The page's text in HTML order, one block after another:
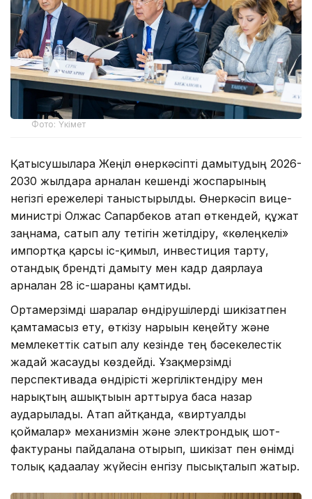
Фото: Үкімет
Қатысушыларға Жеңіл өнеркәсіпті дамытудың 2026-
2030 жылдарға арналған кешенді жоспарының
негізгі ережелері таныстырылды. Өнеркәсіп вице-
министрі Олжас Сапарбеков атап өткендей, құжат
заңнама, сатып алу тетігін жетілдіру, «көлеңкелі»
импортқа қарсы іс-қимыл, инвестиция тарту,
отандық брендті дамыту мен кадр даярлауға
арналған 28 іс-шараны қамтиды.
Ортамерзімді шаралар өндірушілерді шикізатпен
қамтамасыз ету, өткізу нарығын кеңейту және
мемлекеттік сатып алу кезінде тең бәсекелестік
жағдай жасауды көздейді. Ұзақмерзімді
перспективада өндірісті жергіліктендіру мен
нарықтың ашықтығын арттыруға баса назар
аударылады. Атап айтқанда, «виртуалды
қоймалар» механизмін және электрондық шот-
фактураны пайдалана отырып, шикізат пен өнімді
толық қадағалау жүйесін енгізу пысықталып жатыр.